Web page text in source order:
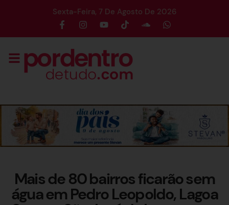
Sexta-Feira, 7 De Agosto De 2026
Mais de 80 bairros ficarão sem
água em Pedro Leopoldo, Lagoa